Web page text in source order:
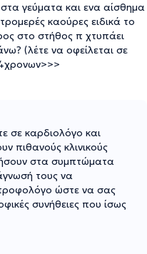
γεύματα και ενα αίσθημα
καούρες ειδικά το
στο στήθος π χτυπάει
(λέτε να οφείλεται σε
σε καρδιολόγο και
πιθανούς κλινικούς
στα συμπτώματα
τους να
ώστε να σας
συνήθειες που ίσως